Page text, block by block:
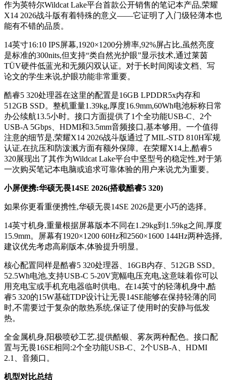
作为英特尔Wildcat Lake平台首款公开销售的笔记本产品,荣耀
X14 2026战斗版有着特殊的意义——它证明了入门级轻薄本也
能有不错的品质。
14英寸16:10 IPS屏幕,1920×1200分辨率,92%屏占比,虽然亮度
是标准的300nits,但支持“类自然光护眼”显示技术,通过莱茵
TÜV硬件低蓝光和无频闪双认证。对于长时间阅读文档、写
论文的学生来说,护眼功能非常重要。
酷睿5 320处理器在这里的配置是16GB LPDDR5x内存和
512GB SSD。整机重量1.39kg,厚度16.9mm,60Wh电池标称日常
办公续航13.5小时。接口方面提供了1个全功能USB-C、2个
USB-A 5Gbps、HDMI和3.5mm音频接口,基本够用。一个值得
注意的细节是,荣耀X14 2026战斗版通过了MIL-STD 810H军规
认证,在抗压和防泼溅方面有额外保障。在荣耀X14上,酷睿5
320展现出了其作为Wildcat Lake平台中坚型号的稳定性,对于第
一次购买笔记本电脑或追求可靠体验的用户来说尤为重要。
小屏便携:华硕无畏14SE 2026(搭载酷睿5 320)
如果你更看重便携性,华硕无畏14SE 2026是更小巧的选择。
14英寸机身,重量根据屏幕版本不同在1.29kg到1.59kg之间,厚度
15.9mm。屏幕有1920×1200 60Hz和2560×1600 144Hz两种选择,
建议优先考虑高刷版本,体验提升明显。
核心配置同样是酷睿5 320处理器、16GB内存、512GB SSD。
52.5Wh电池,支持USB-C 5-20V宽幅电压充电,这意味着你可以
用充电宝或手机充电器临时供电。在14英寸的轻薄机身中,酷
睿5 320的15W基础TDP设计让无畏14SE能够在保持轻薄的同
时,不需要过于复杂的散热系统,保证了使用时的安静与低发
热。
全金属机身,阳极喷砂工艺,提供酷银、雾灰两种配色。接口配
置与无畏16SE相同:2个全功能USB-C、2个USB-A、HDMI
2.1、音频口。
机型对比总结